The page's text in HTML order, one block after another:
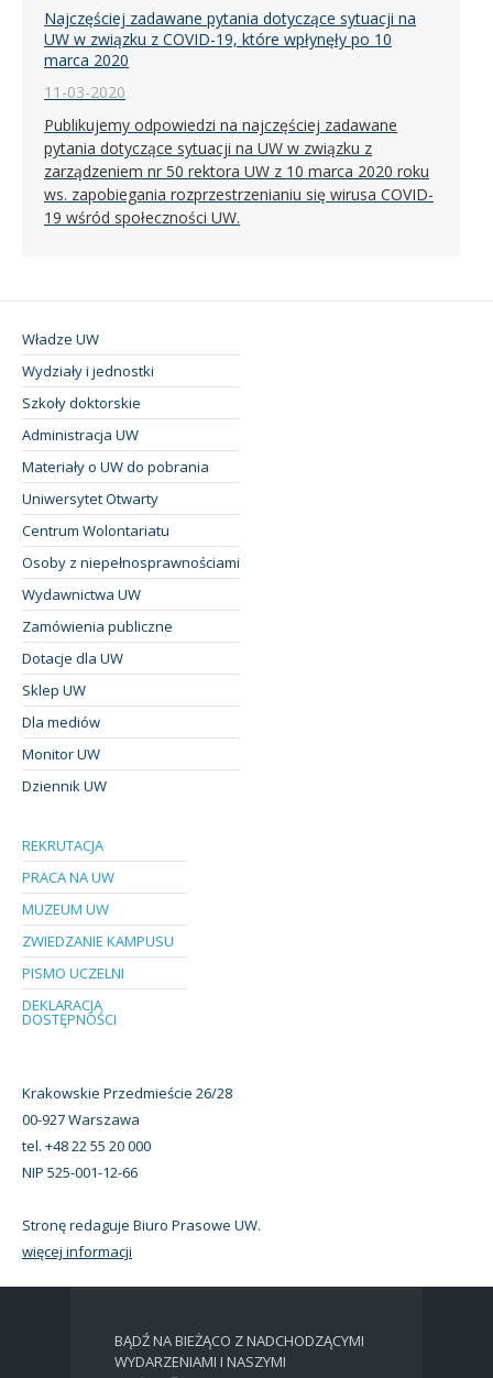
Najczęściej zadawane pytania dotyczące sytuacji na
UW w związku z COVID-19, które wpłynęły po 10
marca 2020
11-03-2020
Publikujemy odpowiedzi na najczęściej zadawane
pytania dotyczące sytuacji na UW w związku z
zarządzeniem nr 50 rektora UW z 10 marca 2020 roku
ws. zapobiegania rozprzestrzenianiu się wirusa COVID-
19 wśród społeczności UW.
Władze UW
Wydziały i jednostki
Szkoły doktorskie
Administracja UW
Materiały o UW do pobrania
Uniwersytet Otwarty
Centrum Wolontariatu
Osoby z niepełnosprawnościami
Wydawnictwa UW
Zamówienia publiczne
Dotacje dla UW
Sklep UW
Dla mediów
Monitor UW
Dziennik UW
REKRUTACJA
PRACA NA UW
MUZEUM UW
ZWIEDZANIE KAMPUSU
PISMO UCZELNI
DEKLARACJA
DOSTĘPNOŚCI
Krakowskie Przedmieście 26/28
00-927 Warszawa
tel. +48 22 55 20 000
NIP 525-001-12-66
Stronę redaguje Biuro Prasowe UW.
więcej informacji
BĄDŹ NA BIEŻĄCO Z NADCHODZĄCYMI
WYDARZENIAMI I NASZYMI